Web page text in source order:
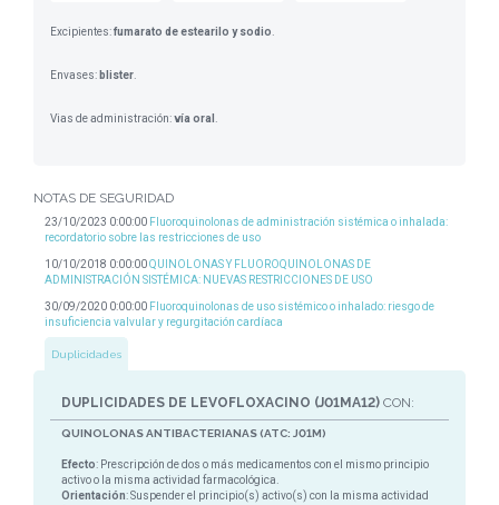
Excipientes:fumarato de estearilo y sodio
Envases: blister
Vias de administración:vía oral
NOTAS DE SEGURIDAD
23/10/2023 0:00:00 Fluoroquinolonas de administración sistémica o inhalada:
recordatorio sobre las restricciones de uso
10/10/2018 0:00:00QUINOLONAS Y FLUOROQUINOLONAS DE
ADMINISTRACIÓN SISTÉMICA: NUEVAS RESTRICCIONES DE USO
30/09/2020 0:00:00 Fluoroquinolonas de uso sistémico o inhalado: riesgo de
insuficiencia valvular y regurgitación cardíaca
Duplicidades
DUPLICIDADES DE LEVOFLOXACINO (J01MA12) CON:
QUINOLONAS ANTIBACTERIANAS (ATC: J01M)
Efecto: Prescripción de dos o más medicamentos con el mismo principio
activo o la misma actividad farmacológica.
Orientación: Suspender el principio(s) activo(s) con la misma actividad